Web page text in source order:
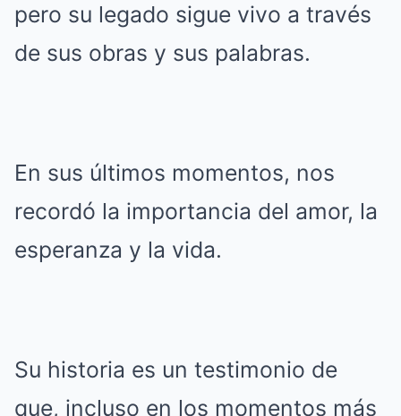
pero su legado sigue vivo a través
de sus obras y sus palabras.
En sus últimos momentos, nos
recordó la importancia del amor, la
esperanza y la vida.
Su historia es un testimonio de
que, incluso en los momentos más